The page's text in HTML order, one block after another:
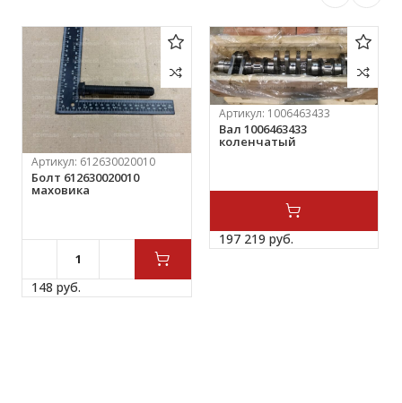
Артикул: 612630020010
Болт 612630020010
маховика
148 руб.
Артикул: 1006463433
Вал 1006463433
коленчатый
197 219 руб.